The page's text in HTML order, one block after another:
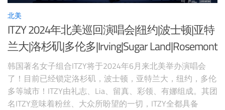
北美
ITZY 2024年北美巡回演唱会|纽约|波士顿|亚特
兰大|洛杉矶|多伦多|Irving|Sugar Land|Rosemont
韩国著名女子组合ITZY将于2024年6月来北美举办演唱会
了！目前已经锁定洛杉矶，波士顿，亚特兰大，纽约，多伦
多等城市！ITZY由礼志、Lia、留真、彩领、有娜组成。其团
名ITZY意味着粉丝、大众所盼望的一切，ITZY全都具备